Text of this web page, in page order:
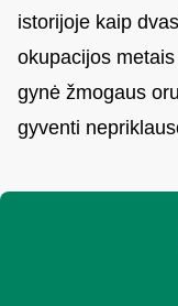
istorijoje kaip
okupacijos
gynė žmogaus
gyventi